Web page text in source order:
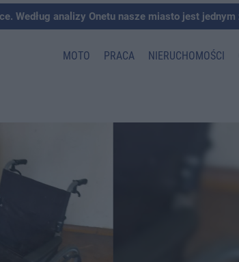
Według analizy Onetu nasze miasto jest
MOTO PRACA NIERUCHOMOŚCI